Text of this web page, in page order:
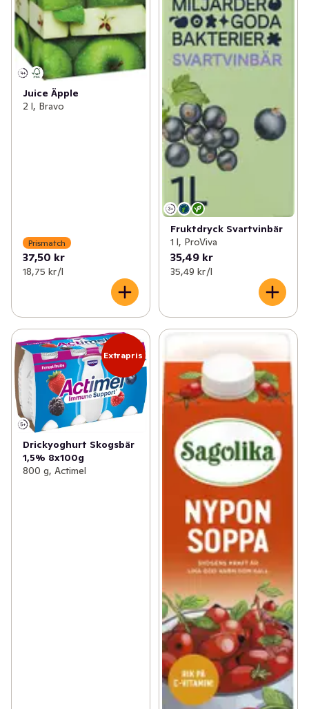
Juice Äpple
2 l, Bravo
Prismatch
37,50 kr
18,75 kr /l
Fruktdryck Svartvinbär
1 l, ProViva
35,49 kr
35,49 kr /l
Extrapris
Drickyoghurt Skogsbär
1,5% 8x100g
800 g, Actimel